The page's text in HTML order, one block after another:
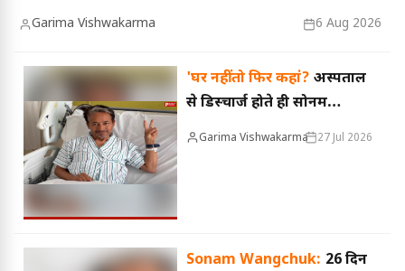
Garima Vishwakarma 6 Aug 2026
'घर नहीं तो फिर कहां? अस्पताल
से डिस्चार्ज होते ही सोनम
वांगचुक का बड़ा ऐलान, बोले-
Garima Vishwakarma 27 Jul 2026
Sonam Wangchuk: 26 दिन